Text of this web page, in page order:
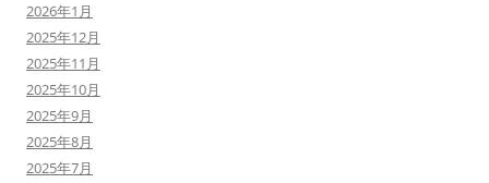
2026年1月
2025年12月
2025年11月
2025年10月
2025年9月
2025年8月
2025年7月